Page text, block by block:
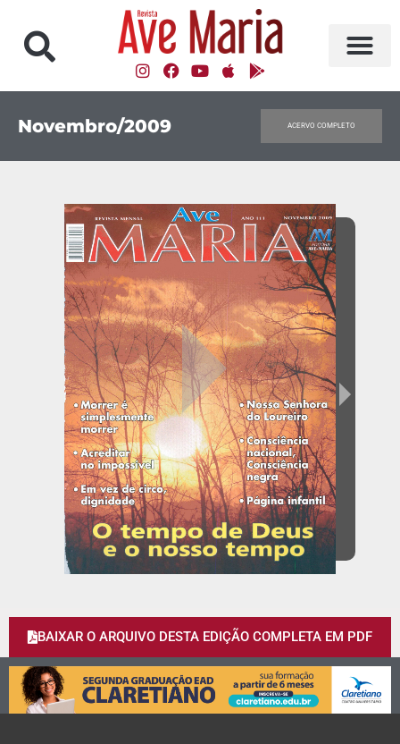
Novembro/2009 ACERVO COMPLETO
BAIXAR O ARQUIVO DESTA EDIÇÃO COMPLETA EM PDF